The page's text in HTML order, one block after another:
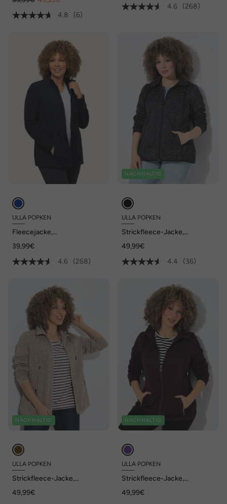
4.8
(6)
4.6
(268)
ULLA POPKEN
Fleecejacke,
Innenjacke, recycelt
39,99€
4.6
(268)
NACHHALTIG
ULLA POPKEN
Strickfleece-Jacke,
49,99€
4.4
(36)
NACHHALTIG
ULLA POPKEN
Strickfleece-Jacke,
49,99€
NACHHALTIG
ULLA POPKEN
Strickfleece-Jacke,
49,99€